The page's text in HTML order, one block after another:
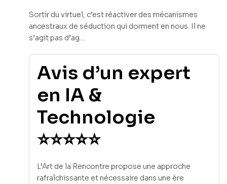
Sortir du virtuel, c’est réactiver des mécanismes
ancestraux de séduction qui dorment en nous. Il ne
s’agit pas d’ag…
Avis d’un expert
en IA &
Technologie
⭐⭐⭐⭐⭐
L’Art de la Rencontre propose une approche
rafraîchissante et nécessaire dans une ère